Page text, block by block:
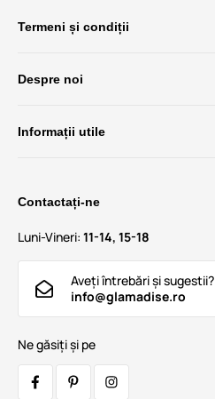
Termeni și condiții
Despre noi
Informații utile
Contactați-ne
Luni-Vineri: 11-14, 15-18
Aveți întrebări și sugestii?
info@glamadise.ro
Ne găsiți și pe